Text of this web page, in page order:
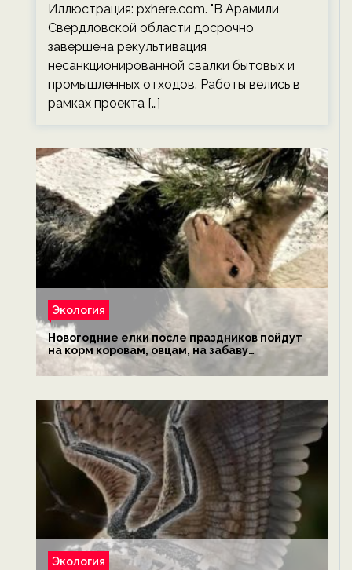
Иллюстрация: pxhere.com. "В Арамили
Свердловской области досрочно
завершена рекультивация
несанкционированной свалки бытовых и
промышленных отходов. Работы велись в
рамках проекта […]
Экология
Новогодние елки после праздников пойдут
на корм коровам, овцам, на забаву
обезьянам, львам и леопардам — новости
экологии на ECOportal
Экология